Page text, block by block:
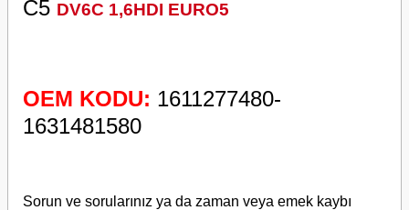
C5 DV6C 1,6HDI EURO5
OEM KODU: 1611277480-
1631481580
Sorun ve sorularınız ya da zaman veya emek kaybı